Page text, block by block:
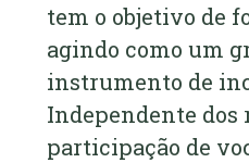
tem o objetivo de
agindo como um
instrumento de
Independente dos
participação de